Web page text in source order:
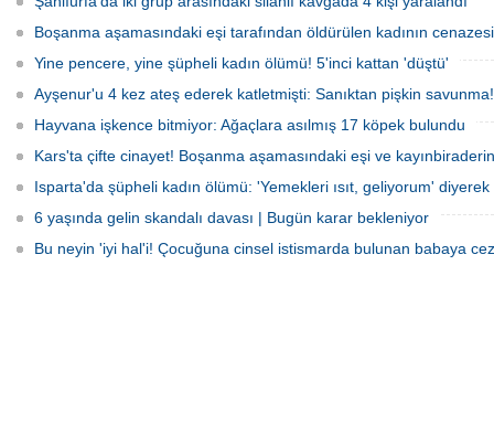
Boşanma aşamasındaki eşi tarafından öldürülen kadının
Yine pencere, yine şüpheli kadın ölümü! 5'inci kattan 'düştü'
Ayşenur'u 4 kez ateş ederek katletmişti: Sanıktan pişkin savunma!
Hayvana işkence bitmiyor: Ağaçlara asılmış 17 köpek bulundu
Kars'ta çifte cinayet! Boşanma aşamasındaki eşi ve
Isparta'da şüpheli kadın ölümü: 'Yemekleri ısıt, geliyorum' diyerek
6 yaşında gelin skandalı davası | Bugün karar bekleniyor
Bu neyin 'iyi hal'i! Çocuğuna cinsel istismarda bulunan babaya
Testo Taylan, ilk
'Testo Taylan' mahlasıyla
yaklaşık 2 aydır tutuklu
Medya Fenomeni
Danyıldız, çıktığı ilk
bırakıldı.